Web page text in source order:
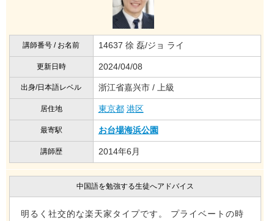
講師番号 / お名前 14637 徐 磊/ジョ ライ
更新日時 2024/04/08
出身/日本語レベル 浙江省嘉兴市 / 上級
居住地 東京都 港区
最寄駅 お台場海浜公園
講師歴 2014年6月
中国語を勉強する生徒へアドバイス
明るく社交的な楽天家タイプです。 プライベートの時